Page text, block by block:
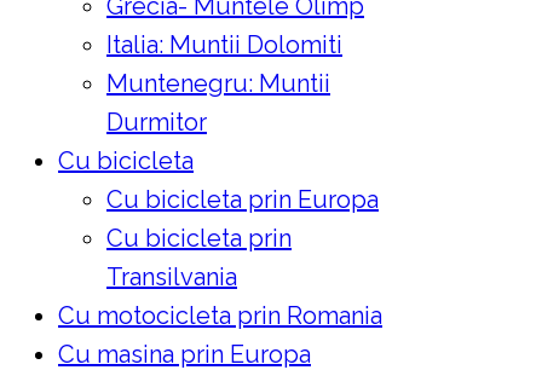
Grecia- Muntele Olimp
Italia: Muntii Dolomiti
Muntenegru: Muntii
Durmitor
Cu bicicleta
Cu bicicleta prin Europa
Cu bicicleta prin
Transilvania
Cu motocicleta prin Romania
Cu masina prin Europa